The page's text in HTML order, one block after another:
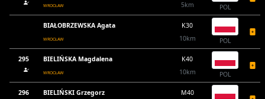
WROCŁAW
5km
POL
BIAŁOBRZEWSKA Agata
WROCŁAW
K30
10km
POL
295 BIELIŃSKA Magdalena
WROCŁAW
K40
10km
POL
296 BIELIŃSKI Grzegorz
M40